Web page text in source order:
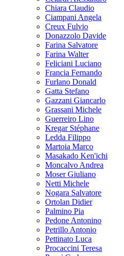
Chiara Claudio
Ciampani Angela
Creux Fulvio
Donazzolo Davide
Farina Salvatore
Farina Walter
Feliciani Luciano
Francia Fernando
Furlano Donald
Gatta Stefano
Gazzani Giancarlo
Grassani Michele
Guerreiro Lino
Kregar Stéphane
Ledda Filippo
Martoia Marco
Masakado Ken'ichi
Moncalvo Andrea
Moser Giuliano
Netti Michele
Nogara Salvatore
Ortolan Didier
Palmino Pia
Pedone Antonino
Petrillo Antonio
Pettinato Luca
Procaccini Teresa